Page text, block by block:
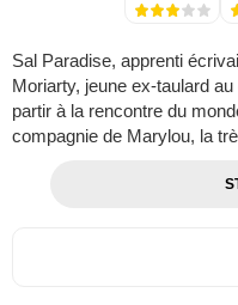
Sal Paradise, apprenti
Moriarty, jeune ex-taulard
partir à la rencontre du
compagnie de Marylou, la